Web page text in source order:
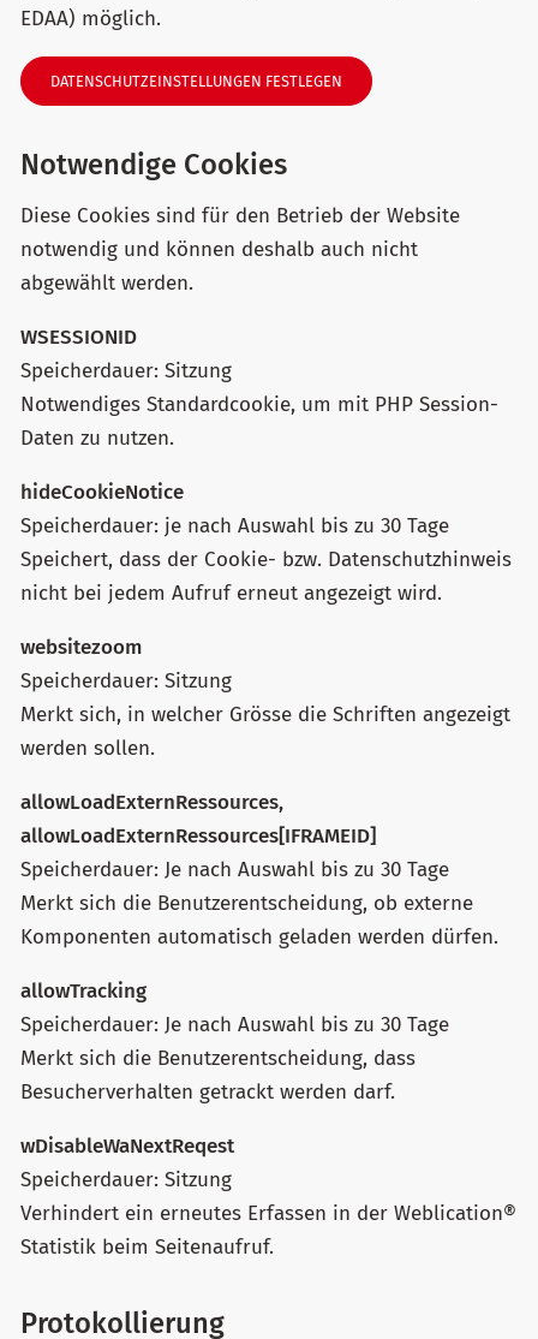
EDAA) möglich.
DATENSCHUTZEINSTELLUNGEN FESTLEGEN
Notwendige Cookies
Diese Cookies sind für den Betrieb der Website
notwendig und können deshalb auch nicht
abgewählt werden.
WSESSIONID
Speicherdauer: Sitzung
Notwendiges Standardcookie, um mit PHP Session-
Daten zu nutzen.
hideCookieNotice
Speicherdauer: je nach Auswahl bis zu 30 Tage
Speichert, dass der Cookie- bzw. Datenschutzhinweis
nicht bei jedem Aufruf erneut angezeigt wird.
websitezoom
Speicherdauer: Sitzung
Merkt sich, in welcher Grösse die Schriften angezeigt
werden sollen.
allowLoadExternRessources,
allowLoadExternRessources[IFRAMEID]
Speicherdauer: Je nach Auswahl bis zu 30 Tage
Merkt sich die Benutzerentscheidung, ob externe
Komponenten automatisch geladen werden dürfen.
allowTracking
Speicherdauer: Je nach Auswahl bis zu 30 Tage
Merkt sich die Benutzerentscheidung, dass
Besucherverhalten getrackt werden darf.
wDisableWaNextReqest
Speicherdauer: Sitzung
Verhindert ein erneutes Erfassen in der Weblication®
Statistik beim Seitenaufruf.
Protokollierung